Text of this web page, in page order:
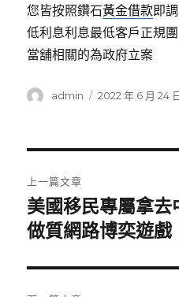
您皆按照鑽石黃金借款即
低利息利息最低客戶正規
當舖相關的為政府立案
作
admin
發
2022 年 6 月 24
章
導
覽
上一篇文章
上
一
文
章:
美國移民專屬拿
做質網路博奕遊戲